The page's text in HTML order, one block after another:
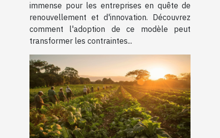
immense pour les entreprises en quête de
renouvellement et d'innovation. Découvrez
comment l'adoption de ce modèle peut
transformer les contraintes...